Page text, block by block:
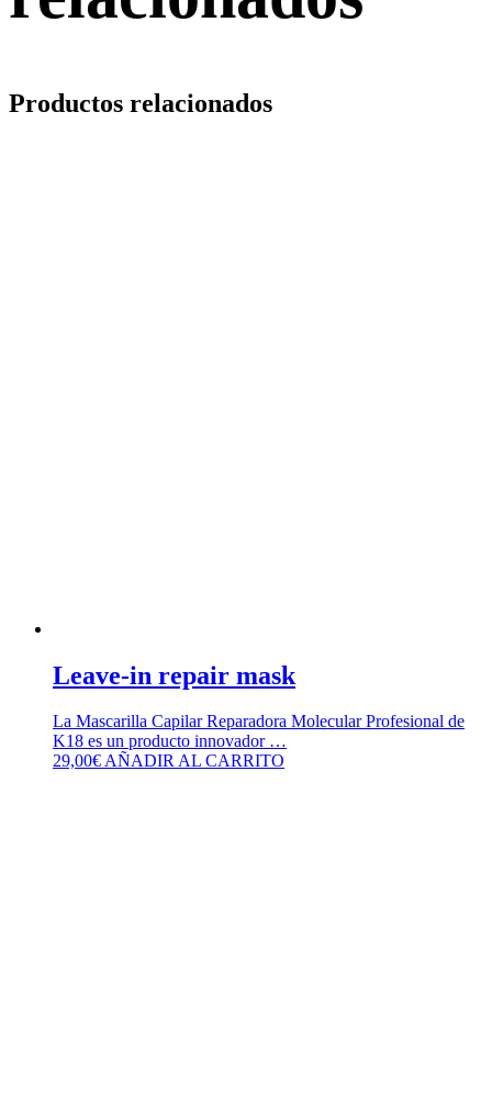
Productos relacionados
Leave-in repair mask
La Mascarilla Capilar Reparadora Molecular Profesional de
K18 es un producto innovador …
29,00€AÑADIR AL CARRITO